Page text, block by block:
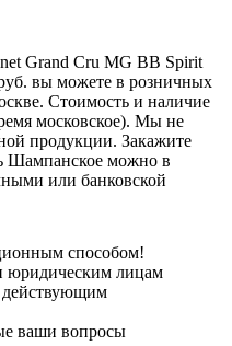
Grand Cru MG BB Spirit
вы можете в розничных
Стоимость и наличие
московское). Мы не
продукции. Закажите
Шампанское можно в
или банковской
способом!
юридическим лицам
действующим
ваши вопросы